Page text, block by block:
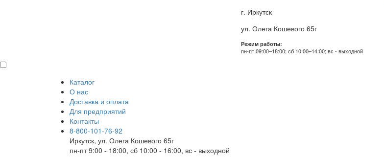
г. Иркутск
ул. Олега Кошевого 65г
Режим работы:
пн-пт 09:00–18:00; сб 10:00–14:00; вс - выходной
Каталог
О нас
Доставка и оплата
Для предприятий
Контакты
8-800-101-76-92
Иркутск, ул. Олега Кошевого 65г
пн-пт 9:00 - 18:00, сб 10:00 - 16:00, вс - выходной